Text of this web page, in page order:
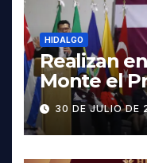
HIDALGO
Realizan
Monte el
contra la
30 DE JULIO DE